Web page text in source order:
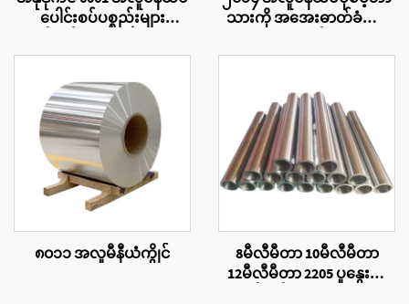
ပေါင်းစပ်ပစ္စည်းများ
လည်း
သားကို အအေးဓာတ်ခံပေး
၈၀၁၁ အလူမီနီယံကွိုင်
8မီလီမီတာ 10မီလီမီတာ
12မီလီမီတာ 2205 ပူနွေးစွာ